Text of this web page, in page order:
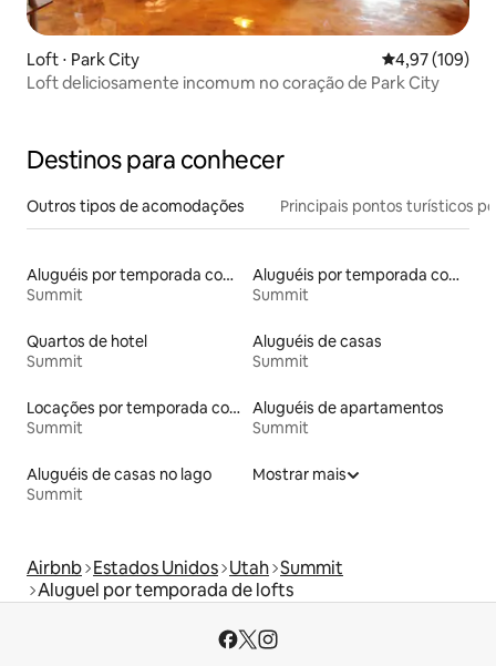
Loft ⋅ Park City 4,97 de uma
4,97 (109)
Loft deliciosamente incomum no coração de Park City
Destinos para conhecer
Outros tipos de acomodações Principais pontos turísticos
Aluguéis por temporada com caiaque
Summit
Aluguéis por temporada com acesso ao lago
Summit
Quartos de hotel
Summit
Aluguéis de casas
Summit
Locações por temporada com piscina
Summit
Aluguéis de apartamentos
Summit
Aluguéis de casas no lago
Summit
Mostrar mais
Airbnb Estados Unidos Utah Summit
Aluguel por temporada de lofts